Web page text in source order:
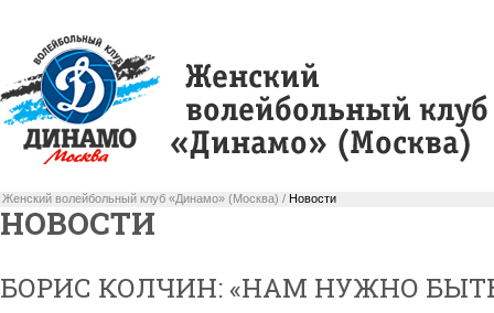
Женский волейбольный клуб «Динамо» (Москва) / Новости
НОВОСТИ
БОРИС КОЛЧИН: «НАМ НУЖНО